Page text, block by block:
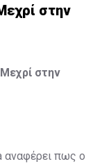
στην
στην
αναφέρει πως ο